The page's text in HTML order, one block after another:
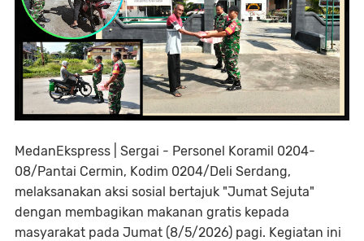
MedanEkspress | Sergai - Personel Koramil 0204-
08/Pantai Cermin, Kodim 0204/Deli Serdang,
melaksanakan aksi sosial bertajuk "Jumat Sejuta"
dengan membagikan makanan gratis kepada
masyarakat pada Jumat (8/5/2026) pagi. Kegiatan ini